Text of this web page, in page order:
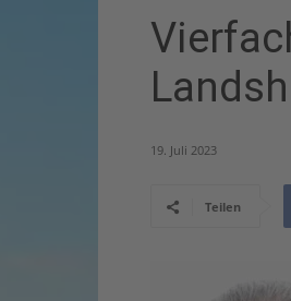
19. Juli 2023
Teilen